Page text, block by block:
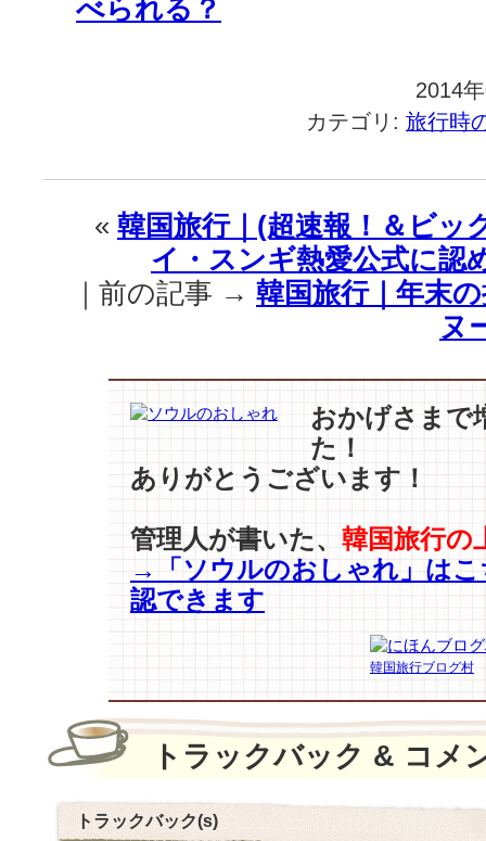
べられる？
2014
カテゴリ: 旅行時
« 韓国旅行｜(超速報！＆ビッ
イ・スンギ熱愛公式に認
｜前の記事 → 韓国旅行｜年末
ヌ
おかげさまで
た！
ありがとうございます！
管理人が書いた、 韓国旅行の
→「ソウルのおしゃれ」はこ
認できます
韓国旅行ブログ村
トラックバック & コメ
トラックバック(s)